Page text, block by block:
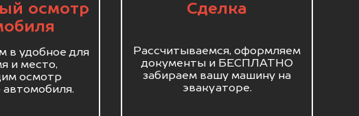
осмотр
в удобное для
и место,
осмотр
автомобиля.
Сделка
Рассчитываемся, оформляем
документы и БЕСПЛАТНО
забираем вашу машину на
эвакуаторе.